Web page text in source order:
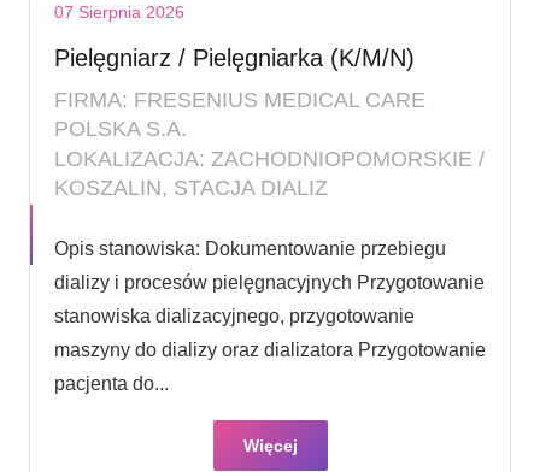
07 Sierpnia 2026
Pielęgniarz / Pielęgniarka (K/M/N)
FIRMA: FRESENIUS MEDICAL CARE
POLSKA S.A.
LOKALIZACJA: ZACHODNIOPOMORSKIE /
KOSZALIN, STACJA DIALIZ
Opis stanowiska: Dokumentowanie przebiegu
dializy i procesów pielęgnacyjnych Przygotowanie
stanowiska dializacyjnego, przygotowanie
maszyny do dializy oraz dializatora Przygotowanie
pacjenta do...
Więcej